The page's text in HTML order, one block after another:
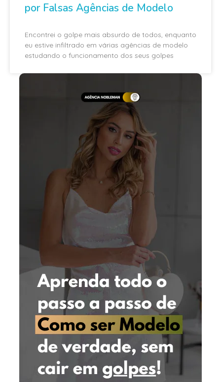
por Falsas Agências de Modelo
Encontrei o golpe mais absurdo de todos, enquanto
eu estive infiltrado em várias agências de modelo
estudando o funcionamento dos seus golpes